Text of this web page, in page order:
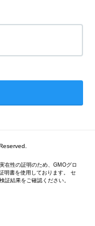
在性の証明のため、GMOグロ
明書を使用しております。 セ
証結果をご確認ください。